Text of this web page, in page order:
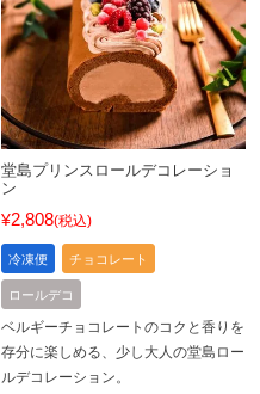
堂島プリンスロールデコレーショ
ン
¥2,808 税込
冷凍便 チョコレート
ロールデコ
ベルギーチョコレートのコクと香りを
存分に楽しめる、少し大人の堂島ロー
ルデコレーション。